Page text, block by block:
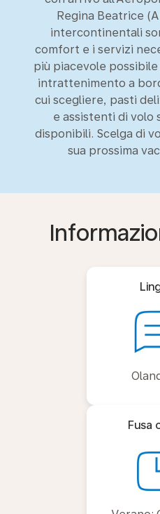
Regina Beatrice
intercontinentali
comfort e i servizi
più piacevole possibile
intrattenimento a
cui scegliere, pasti
e assistenti di volo
disponibili. Scelga di
sua prossima
Fusa